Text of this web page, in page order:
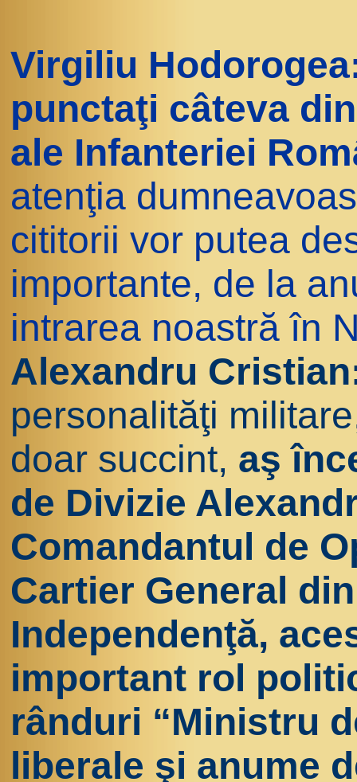
Virgiliu
punctaţi câteva
ale Infanteriei
atenţia
cititorii vor putea
importante, de la
intrarea noastră în
Alexandru
personalităţi
doar succint, aş
de Divizie
Comandantul de
Cartier General
Independenţă,
important rol
rânduri “Ministru
liberale şi anume